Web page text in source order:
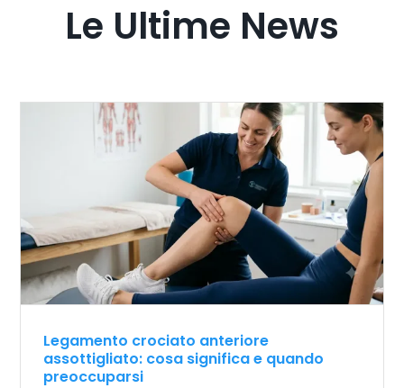
Le Ultime News
Legamento crociato anteriore
assottigliato: cosa significa e quando
preoccuparsi